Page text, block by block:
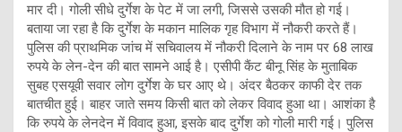
मार दी। गोली सीधे दुर्गेश के पेट में जा लगी, जिससे उसकी मौत हो गई।
बताया जा रहा है कि दुर्गेश के मकान मालिक गृह विभाग में नौकरी करते हैं।
पुलिस की प्राथमिक जांच में सचिवालय में नौकरी दिलाने के नाम पर 68 लाख
रुपये के लेन-देन की बात सामने आई है। एसीपी कैंट बीनू सिंह के मुताबिक
सुबह एसयूवी सवार लोग दुर्गेश के घर आए थे। अंदर बैठकर काफी देर तक
बातचीत हुई। बाहर जाते समय किसी बात को लेकर विवाद हुआ था। आशंका है
कि रुपये के लेनदेन में विवाद हुआ, इसके बाद दुर्गेश को गोली मारी गई। पुलिस